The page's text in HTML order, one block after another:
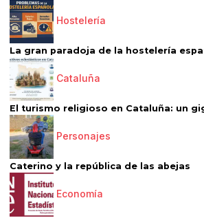
Hostelería
La gran paradoja de la hostelería
Cataluña
El turismo religioso en Cataluña: un
Personajes
Caterino y la república de las abejas
Economía